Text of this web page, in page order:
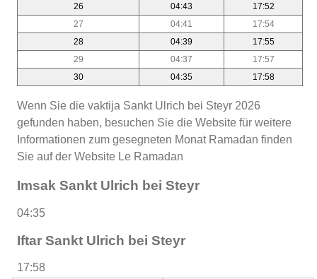
26
04:43
17:52
27
04:41
17:54
28
04:39
17:55
29
04:37
17:57
30
04:35 17:58
Wenn Sie die vaktija Sankt Ulrich bei Steyr 2026
gefunden haben, besuchen Sie die Website für weitere
Informationen zum gesegneten Monat Ramadan finden
Sie auf der Website Le Ramadan
Imsak Sankt Ulrich bei Steyr
04:35
Iftar Sankt Ulrich bei Steyr
17:58